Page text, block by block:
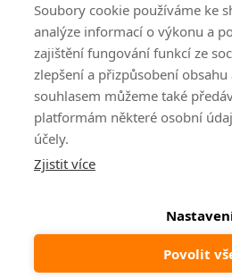
Soubory cookie používáme ke
analýze informací o výkonu a
zajištění fungování funkcí ze
zlepšení a přizpůsobení obsahu
souhlasem můžeme také
platformám některé osobní
účely.
Zjistit více
Povolit
Shoptet |mime
Odstoupit od smlouvy